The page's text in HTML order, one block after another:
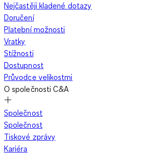
Nejčastěji kladené dotazy
Doručení
Platební možnosti
Vratky
Stížnosti
Dostupnost
Průvodce velikostmi
O společnosti C&A
Společnost
Společnost
Tiskové zprávy
Kariéra